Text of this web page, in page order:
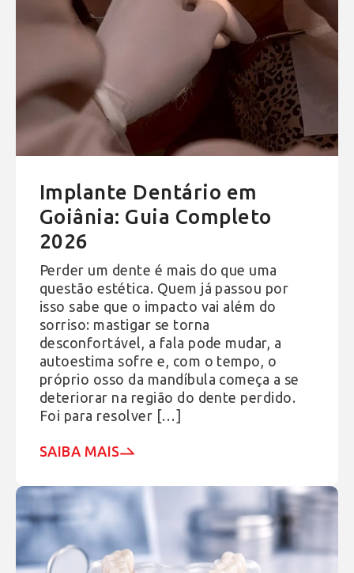
Implante Dentário em
Goiânia: Guia Completo
2026
Perder um dente é mais do que uma
questão estética. Quem já passou por
isso sabe que o impacto vai além do
sorriso: mastigar se torna
desconfortável, a fala pode mudar, a
autoestima sofre e, com o tempo, o
próprio osso da mandíbula começa a se
deteriorar na região do dente perdido.
Foi para resolver […]
SAIBA MAIS